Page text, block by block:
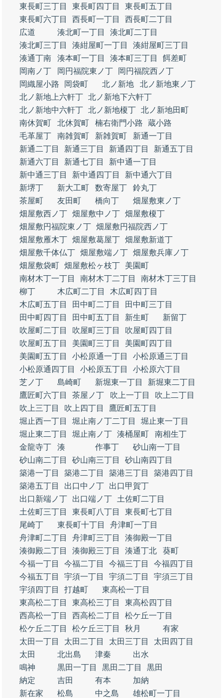
東長町三丁目
東長町四丁目
東長町五丁目
東長町六丁目
西長町一丁目
西長町二丁目
広道
湊北町一丁目
湊北町二丁目
湊北町三丁目
湊紺屋町一丁目
湊紺屋町三丁目
湊通丁南
湊本町一丁目 湊本町三丁目
餌差町
岡南ノ丁
岡円福院東ノ丁
岡円福院西ノ丁
岡織屋小路
岡袋町 北ノ新地
北ノ新地東ノ丁
北ノ新地上六軒丁 北ノ新地下六軒丁
北ノ新地中六軒丁 北ノ新地榎丁 北ノ新地田町
南休賀町
北休賀町 楠右衛門小路
蔵小路
毛革屋丁
南雑賀町 新雑賀町
新通一丁目
新通二丁目
新通三丁目 新通四丁目
新通五丁目
新通六丁目
新通七丁目
新中通一丁目
新中通三丁目
新中通四丁目
新中通六丁目
新堺丁
新大工町 数寄屋丁
鈴丸丁
茶屋町
友田町 橋向丁
畑屋敷東ノ丁
畑屋敷西ノ丁 畑屋敷中ノ丁 畑屋敷榎丁
畑屋敷円福院東ノ丁 畑屋敷円福院西ノ丁
畑屋敷雁木丁 畑屋敷葛屋丁 畑屋敷新道丁
畑屋敷千体仏丁 畑屋敷端ノ丁 畑屋敷兵庫ノ丁
畑屋敷袋町 畑屋敷松ヶ枝丁
美園町
南材木丁一丁目
南材木丁二丁目
南材木丁三丁目
柳丁
木広町二丁目
木広町四丁目
木広町五丁目
田中町二丁目
田中町三丁目
田中町四丁目
田中町五丁目 新生町
新留丁
吹屋町二丁目
吹屋町三丁目
吹屋町四丁目
吹屋町五丁目
美園町三丁目
美園町四丁目
美園町五丁目
小松原通一丁目
小松原通三丁目
小松原通四丁目
小松原五丁目
小松原六丁目
芝ノ丁
島崎町 新堀東一丁目
新堀東二丁目
鷹匠町六丁目
茶屋ノ丁 吹上一丁目
吹上二丁目
吹上三丁目
吹上四丁目
鷹匠町五丁目
堀止西一丁目
堀止南ノ丁二丁目
堀止東一丁目
堀止東二丁目
堀止南ノ丁 湊桶屋町
南相生丁
金龍寺丁
湊 作事丁
砂山南一丁目
砂山南二丁目
砂山南三丁目
砂山南四丁目
築港一丁目
築港二丁目 築港三丁目
築港四丁目
築港五丁目
出口中ノ丁
出口甲賀丁
出口新端ノ丁
出口端ノ丁
土佐町二丁目
土佐町三丁目
東長町八丁目
東長町七丁目
尾崎丁
東長町十丁目
舟津町一丁目
舟津町二丁目
舟津町三丁目
湊御殿一丁目
湊御殿二丁目
湊御殿三丁目 湊通丁北
葵町
今福一丁目
今福二丁目 今福三丁目
今福四丁目
今福五丁目
宇須一丁目 宇須二丁目
宇須三丁目
宇須四丁目
打越町
東高松一丁目
東高松二丁目
東高松三丁目
東高松四丁目
西高松一丁目
西高松二丁目
松ケ丘一丁目
松ケ丘二丁目
松ケ丘三丁目 秋月
有家
太田一丁目
太田二丁目 太田三丁目
太田四丁目
太田
北出島 津秦
出水
鳴神
黒田一丁目 黒田二丁目
黒田
納定
吉田 有本
加納
新在家
松島 中之島
雄松町一丁目